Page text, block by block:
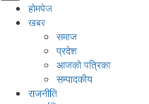
होमपेज
खबर
समाज
प्रदेश
आजको पत्रिका
सम्पादकीय
राजनीति